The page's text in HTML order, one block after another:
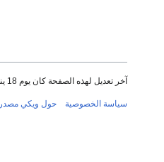
آخر تعديل لهذه الصفحة كان يوم 18 يناير 2007، الساعة 16:02.
سياسة الخصوصية حول ويكي مصدر